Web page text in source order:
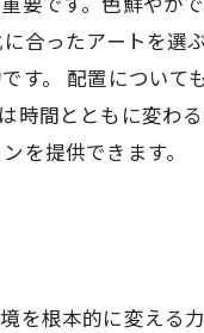
合ったアートを選
す。 配置について
時間とともに変わ
を提供できます。
を根本的に変える